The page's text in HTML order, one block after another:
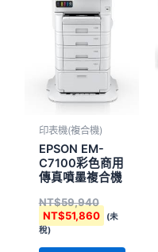
印表機(複合機)
EPSON EM-
C7100彩色商用
傳真噴墨複合機
NT$59,940
格：
NT$51,860
格：
(未
稅)